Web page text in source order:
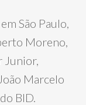
São Paulo,
Moreno,
Junior,
Marcelo
BID.